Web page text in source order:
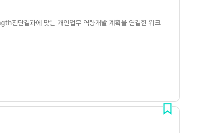
진단결과에 맞는 개인업무 역량개발 계획을 연결한 워크